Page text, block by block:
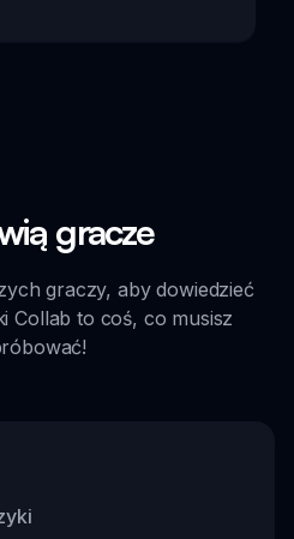
gracze
graczy, aby dowiedzieć
Collab to coś, co musisz